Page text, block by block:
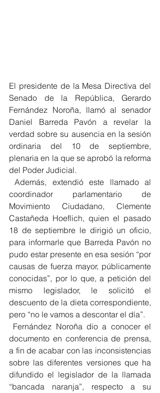
El presidente de la Mesa Directiva del
Senado de la República, Gerardo
Fernández Noroña, llamó al senador
Daniel Barreda Pavón a revelar la
verdad sobre su ausencia en la sesión
ordinaria del 10 de septiembre,
plenaria en la que se aprobó la reforma
del Poder Judicial.
Además, extendió este llamado al
coordinador parlamentario de
Movimiento Ciudadano, Clemente
Castañeda Hoeflich, quien el pasado
18 de septiembre le dirigió un oficio,
para informarle que Barreda Pavón no
pudo estar presente en esa sesión “por
causas de fuerza mayor, públicamente
conocidas”, por lo que, a petición del
mismo legislador, le solicitó el
descuento de la dieta correspondiente,
pero “no le vamos a descontar el día”.
Fernández Noroña dio a conocer el
documento en conferencia de prensa,
a fin de acabar con las inconsistencias
sobre las diferentes versiones que ha
difundido el legislador de la llamada
“bancada naranja”, respecto a su